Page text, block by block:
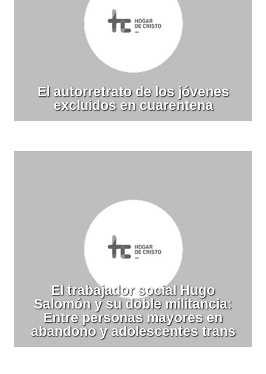
El autorretrato de los jóvenes
excluidos en cuarentena
El trabajador social Hugo
Salomón y su doble militancia:
Entre personas mayores en
abandono y adolescentes trans